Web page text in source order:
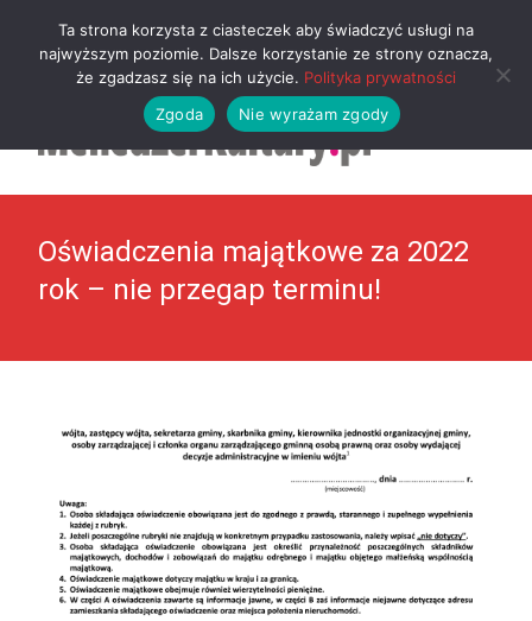
Oświadczenia majątkowe za 2022
rok – nie przegap terminu!
MENU
Ta strona korzysta z ciasteczek aby świadczyć usługi na
najwyższym poziomie. Dalsze korzystanie ze strony oznacza,
że zgadzasz się na ich użycie. Polityka prywatności
Zgoda
Nie wyrażam zgody